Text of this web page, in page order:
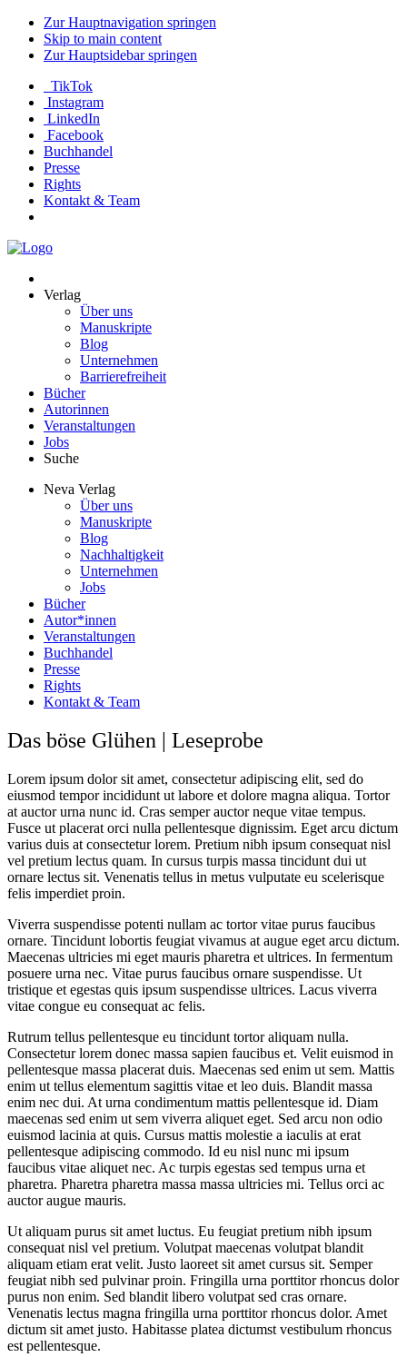
Zur Hauptnavigation springen
Skip to main content
Zur Hauptsidebar springen
TikTok
Instagram
LinkedIn
Facebook
Buchhandel
Presse
Rights
Kontakt & Team
Neva
Verlag
Über uns
Manuskripte
Blog
Unternehmen
Barrierefreiheit
Bücher
Autorinnen
Veranstaltungen
Jobs
Suche
Neva Verlag
Über uns
Manuskripte
Blog
Nachhaltigkeit
Unternehmen
Jobs
Bücher
Autor*innen
Veranstaltungen
Buchhandel
Presse
Rights
Kontakt & Team
Das böse Glühen | Leseprobe
Lorem ipsum dolor sit amet, consectetur adipiscing elit, sed do
eiusmod tempor incididunt ut labore et dolore magna aliqua. Tortor
at auctor urna nunc id. Cras semper auctor neque vitae tempus.
Fusce ut placerat orci nulla pellentesque dignissim. Eget arcu dictum
varius duis at consectetur lorem. Pretium nibh ipsum consequat nisl
vel pretium lectus quam. In cursus turpis massa tincidunt dui ut
ornare lectus sit. Venenatis tellus in metus vulputate eu scelerisque
felis imperdiet proin.
Viverra suspendisse potenti nullam ac tortor vitae purus faucibus
ornare. Tincidunt lobortis feugiat vivamus at augue eget arcu dictum.
Maecenas ultricies mi eget mauris pharetra et ultrices. In fermentum
posuere urna nec. Vitae purus faucibus ornare suspendisse. Ut
tristique et egestas quis ipsum suspendisse ultrices. Lacus viverra
vitae congue eu consequat ac felis.
Rutrum tellus pellentesque eu tincidunt tortor aliquam nulla.
Consectetur lorem donec massa sapien faucibus et. Velit euismod in
pellentesque massa placerat duis. Maecenas sed enim ut sem. Mattis
enim ut tellus elementum sagittis vitae et leo duis. Blandit massa
enim nec dui. At urna condimentum mattis pellentesque id. Diam
maecenas sed enim ut sem viverra aliquet eget. Sed arcu non odio
euismod lacinia at quis. Cursus mattis molestie a iaculis at erat
pellentesque adipiscing commodo. Id eu nisl nunc mi ipsum
faucibus vitae aliquet nec. Ac turpis egestas sed tempus urna et
pharetra. Pharetra pharetra massa massa ultricies mi. Tellus orci ac
auctor augue mauris.
Ut aliquam purus sit amet luctus. Eu feugiat pretium nibh ipsum
consequat nisl vel pretium. Volutpat maecenas volutpat blandit
aliquam etiam erat velit. Justo laoreet sit amet cursus sit. Semper
feugiat nibh sed pulvinar proin. Fringilla urna porttitor rhoncus dolor
purus non enim. Sed blandit libero volutpat sed cras ornare.
Venenatis lectus magna fringilla urna porttitor rhoncus dolor. Amet
dictum sit amet justo. Habitasse platea dictumst vestibulum rhoncus
est pellentesque.